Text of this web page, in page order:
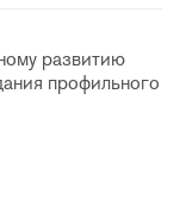
развитию
профильного